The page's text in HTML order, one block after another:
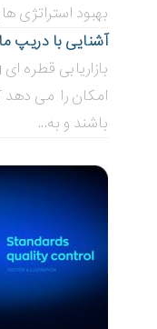
بهبود استراتژی
آشنایی با دریپ
امکان را می دهد
باشند و به...